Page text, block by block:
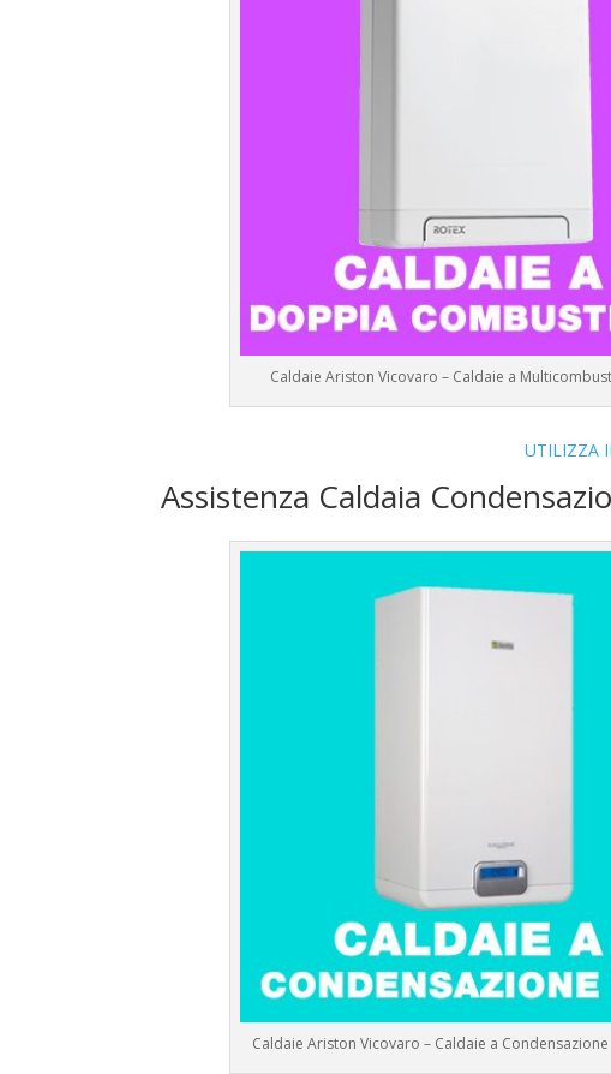
Caldaie Ariston Vicovaro – Caldaie a
UTILIZZA
Assistenza Caldaia
Caldaie Ariston Vicovaro – Caldaie a